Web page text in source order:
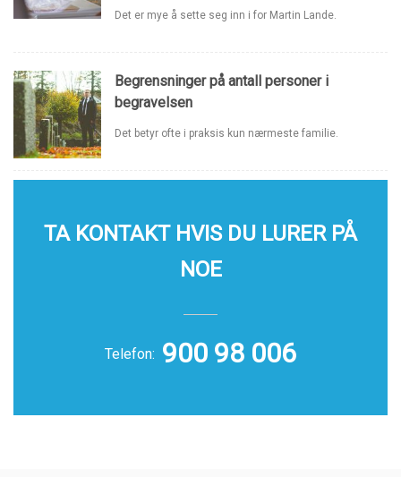
Det er mye å sette seg inn i for Martin Lande.
Begrensninger på antall personer i
begravelsen
Det betyr ofte i praksis kun nærmeste familie.
TA KONTAKT HVIS DU LURER PÅ
NOE
Telefon: 900 98 006